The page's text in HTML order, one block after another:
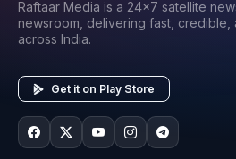
Raftaar Media is a 24x7 satellite
newsroom, delivering fast,
across India.
Get it on Play Store